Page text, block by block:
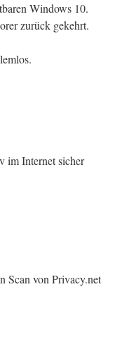
Windows 10.
zurück gekehrt.
Internet sicher
Scan von Privacy.net